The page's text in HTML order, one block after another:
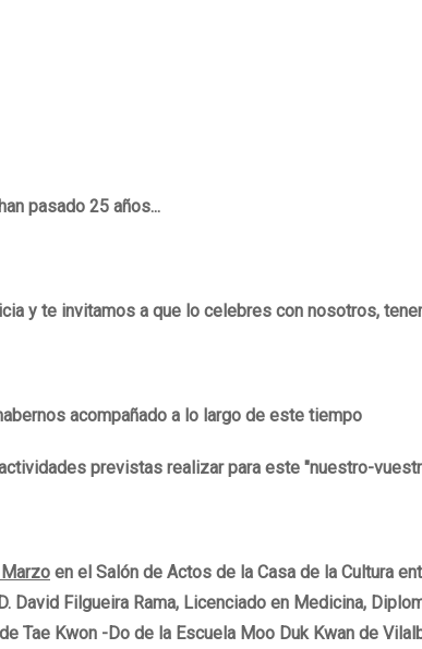
pasado 25 años...
y te invitamos a que lo celebres con nosotros,
acompañado a lo largo de este tiempo
previstas realizar para este "nuestro-
en el Salón de Actos de la Casa de la Cultura
David Filgueira Rama, Licenciado en Medicina,
Tae Kwon -Do de la Escuela Moo Duk Kwan de